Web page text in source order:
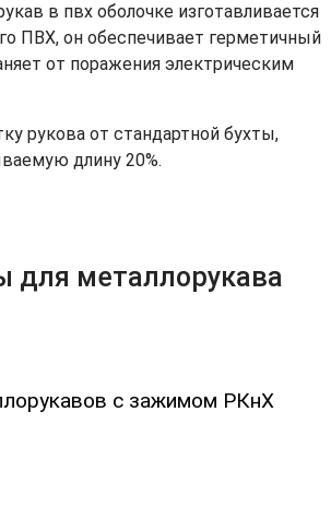
в пвх оболочке изготавливается
ПВХ, он обеспечивает герметичный
от поражения электрическим
рукова от стандартной бухты,
длину 20%.
для металлорукава
с зажимом
с зажимом РКнХ